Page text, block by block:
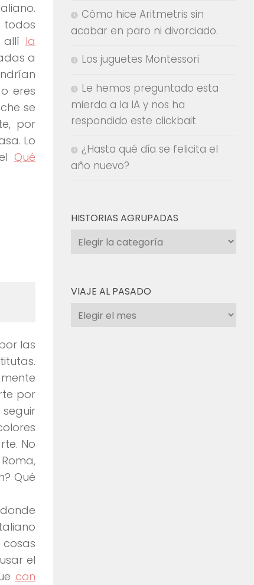
todos
allí la
a
eres
se
por
. Lo
Qué
las
por
No
Qué
cosas
el
con
Cómo hice Aritmetris sin
acabar en paro ni divorciado.
Los juguetes Montessori
Le hemos preguntado esta
mierda a la IA y nos ha
respondido este clickbait
¿Hasta qué día se felicita el
año nuevo?
HISTORIAS AGRUPADAS
Historias
agrupadas
VIAJE AL PASADO
Viaje